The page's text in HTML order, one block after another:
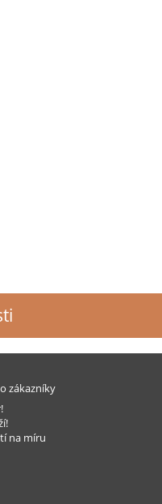
zákazníky
na míru